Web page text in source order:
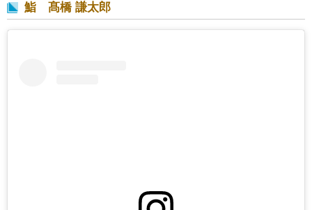
鮨 髙橋 謙太郎